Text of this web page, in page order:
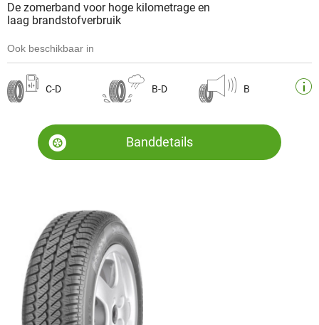
De zomerband voor hoge kilometrage en
laag brandstofverbruik
Ook beschikbaar in
C-D B-D B
Banddetails